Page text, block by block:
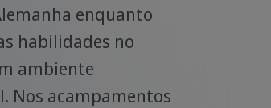
enquanto
habilidades no
ambiente
Nos acampamentos